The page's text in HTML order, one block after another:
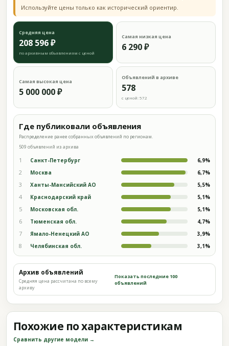
Используйте цены только как исторический ориентир.
Средняя цена
208 596 ₽
по архивным объявлениям с ценой
Самая низкая цена
6 290 ₽
Самая высокая цена
5 000 000 ₽
Объявлений в архиве
578
с ценой: 572
Где публиковали объявления
Распределение ранее собранных объявлений по регионам.
509 объявлений из архива
1 Санкт-Петербург 6,9%
2 Москва 6,7%
3 Ханты-Мансийский АО 5,5%
4 Краснодарский край 5,1%
5 Московская обл. 5,1%
6 Тюменская обл. 4,7%
7 Ямало-Ненецкий АО 3,9%
8 Челябинская обл. 3,1%
Архив объявлений
Средняя цена рассчитана по всему
архиву
Показать последние 100
объявлений
Похожие по характеристикам
Сравнить другие модели →